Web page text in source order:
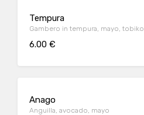
Tempura
Gambero in tempura, mayo, tobiko
6.00 €
Anago
Anguilla, avocado, mayo